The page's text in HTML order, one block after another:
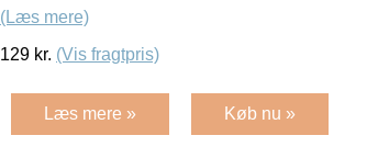
(Læs mere)
129 kr. (Vis fragtpris)
Læs mere » Køb nu »